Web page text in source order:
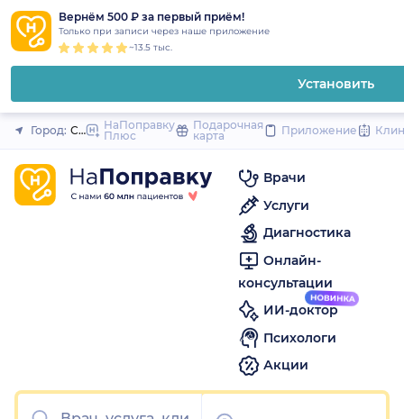
Вернём 500 ₽ за первый приём!
Только при записи через наше приложение
~13.5 тыс.
Установить
Закрыть
Город: Санкт-Петербург
НаПоправку
Плюс
Подарочная
карта
Приложение
Врачи
Услуги
Диагностика
Онлайн-
консультации
ИИ-доктор
Психологи
Акции